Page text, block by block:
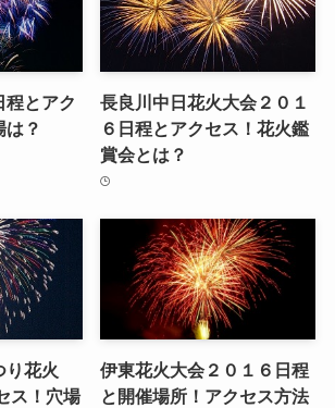
程とアク
は？
長良川中日花火大会２０１
６日程とアクセス！花火鑑
賞会とは？
り花火
ス！穴場
伊東花火大会２０１６日程
と開催場所！アクセス方法